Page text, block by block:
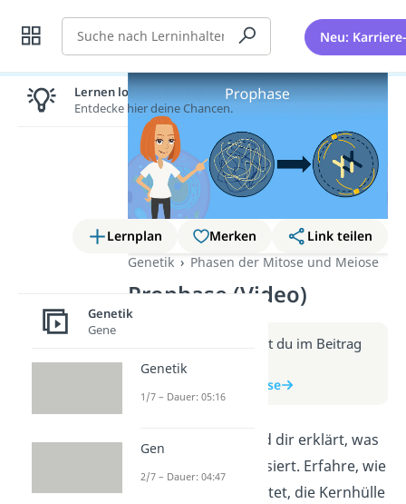
Suche Neu:
Lernplan Merken
Link teilen
Genetik
Phasen der Mitose und Meiose
Prophase (Video)
Weitere Infos erhältst du im Beitrag
zum Video
zum Beitrag: Prophase
In diesem Video wird dir erklärt, was
in der Prophase passiert. Erfahre, wie
sich die DNA verdichtet, die Kernhülle
Lernen lohnt sich!
Entdecke hier deine Chancen.
Genetik
Gene
Genetik
1/7 – Dauer: 05:16
Gen
2/7 – Dauer: 04:47